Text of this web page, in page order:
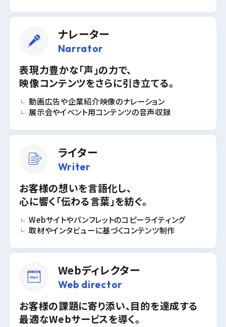
ナレーター
Narrator
表現力豊かな「声」の力で、
映像コンテンツをさらに引き立てる。
動画広告や企業紹介映像のナレーション
展示会やイベント用コンテンツの音声収録
ライター
Writer
お客様の想いを言語化し、
心に響く「伝わる言葉」を紡ぐ。
Webサイトやパンフレットのコピーライティング
取材やインタビューに基づくコンテンツ制作
Webディレクター
Web director
お客様の課題に寄り添い、目的を達成する
最適なWebサービスを導く。